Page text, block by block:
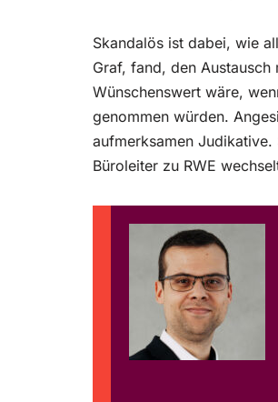
Skandalös ist dabei, wie
Graf, fand, den Austausch
Wünschenswert wäre,
genommen würden.
aufmerksamen Judikative.
Büroleiter zu RWE